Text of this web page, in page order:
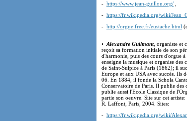
- https://www.jean-guillou.org/
- https://fr.wikipedia.org/wiki/
- http://orgue.free.fr/eustache.html
• Alexandre Guilmant, organiste et
reçoit sa formation initiale de son
d'harmonie, puis des cours d'orgue
enseigne la musique et organise
de Saint-Sulpice à Paris (1862); il
Europe et aux USA avec succès. Ils
06. En 1884, il fonde la Schola
Conservatoire de Paris. Il publie
publie aussi l'Ecole Classique de
partie son oeuvre. Site sur cet artiste:
R. Laffont, Paris, 2004. Sites:
- https://fr.wikipedia.org/wiki/